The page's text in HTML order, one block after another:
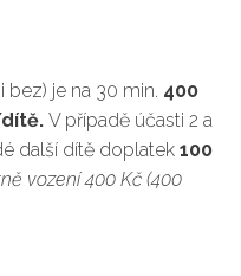
bez) je na 30 min. 400
V případě účasti 2 a
další dítě doplatek 100
vození 400 Kč (400